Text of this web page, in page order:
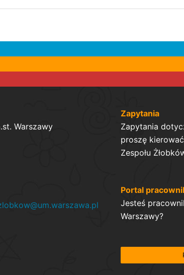
Warszawy
Zapytania
Zapytania
proszę
Zespołu
Portal
Jesteś
Warszawy?